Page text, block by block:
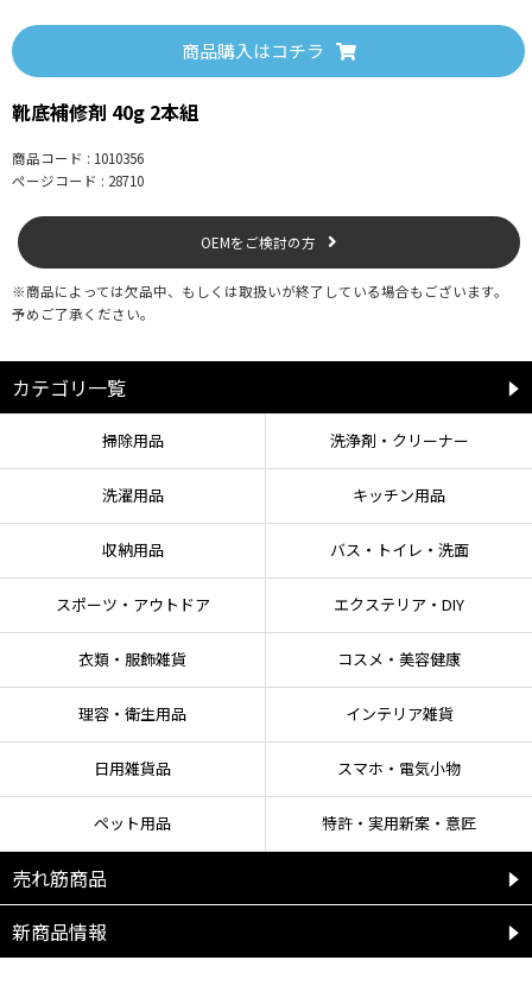
②付属の成形補助プレートを、かかとのカーブに沿ってお手持ちのマスキング
テープなどで貼り付ける。
度乾燥させる。
④固まったらプレートを外し、はみ出た部分をハサミでカットする。
両面にヘラでうすく平らに伸ばし、5～10分程度乾かした後、強く貼り合わせた
状態で1日程度乾燥させる。
【使用上の注意】
●皮膚や衣類に付着しないよう注意する。
●換気の良い場所で使用する。
●用途以外の目的では使用しない。
●使用中に異常が現れた場合はただちに使用を中止する。
●早く固めたい場合20～30cm程度離してドライヤーを使用しても問題ないが、
蒸気を吸い込まないよう注意する。
●チューブの先で補修剤が固まっている場合は、無理に押さず取り除いてから
●保管状況により、透明な液体が出る場合があるが、黒い色が出るまで中身を
出してから使用する。
【保管上の注意】
●子供の手の届く場所、高温多湿の場所、直射日光に当たる場所を避け、冷暗
所に保管する。
【応急処置】
●眼に入った場合、コンタクトレンズは容易に外せる場合は外し水で数分間洗
の診断を受ける。
●蒸気を吸い込んだ場合、空気の新鮮な場所に移動し、安静にする。
商品購入はコチラ
靴底補修剤 40g 2本組
商品コード : 1010356
ページコード : 28710
OEMをご検討の方
※商品によっては欠品中、もしくは取扱いが終了している場合もございます。
予めご了承ください。
カテゴリ一覧
掃除用品 洗浄剤・クリーナー
洗濯用品 キッチン用品
収納用品 バス・トイレ・洗面
スポーツ・アウトドア エクステリア・DIY
衣類・服飾雑貨 コスメ・美容健康
理容・衛生用品 インテリア雑貨
日用雑貨品 スマホ・電気小物
ペット用品 特許・実用新案・意匠
売れ筋商品
新商品情報